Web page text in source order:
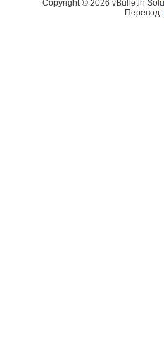
Copyright © 2026 vBulletin
Перевод: